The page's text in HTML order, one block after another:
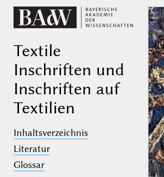
Textile
Inschriften und
Inschriften auf
Textilien
Inhaltsverzeichnis
Literatur
Glossar